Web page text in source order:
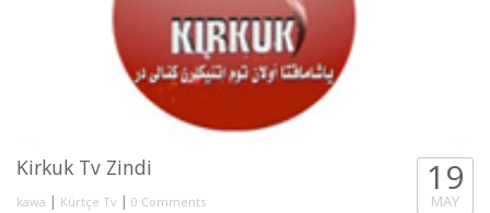
Kirkuk Tv Zindi
kawa | Kürtçe Tv | 0 Comments
19
MAY